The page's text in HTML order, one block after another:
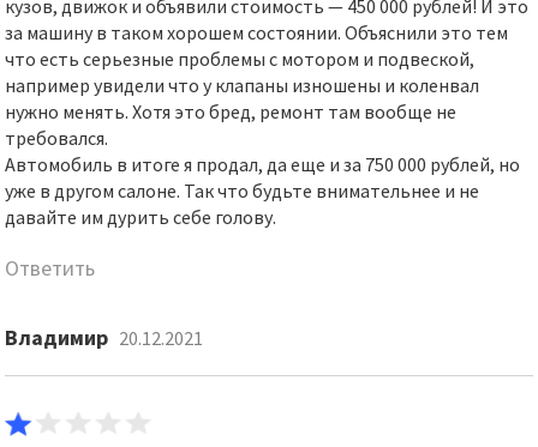
кузов, движок и объявили стоимость — 450 000 рублей! И это
за машину в таком хорошем состоянии. Объяснили это тем
что есть серьезные проблемы с мотором и подвеской,
например увидели что у клапаны изношены и коленвал
нужно менять. Хотя это бред, ремонт там вообще не
требовался.
Автомобиль в итоге я продал, да еще и за 750 000 рублей, но
уже в другом салоне. Так что будьте внимательнее и не
давайте им дурить себе голову.
Ответить
Владимир 20.12.2021